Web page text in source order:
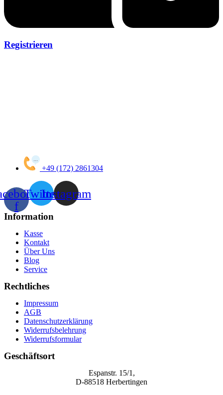
Registrieren
+49 (172) 2861304
f
TwitterInstagram
Information
Kasse
Kontakt
Über Uns
Blog
Service
Rechtliches
Impressum
AGB
Datenschutzerklärung
Widerrufsbelehrung
Widerrufsformular
Geschäftsort
Espanstr. 15/1,
D-88518 Herbertingen